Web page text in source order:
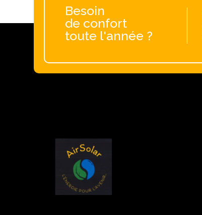
Besoin
de confort
toute l'année ?